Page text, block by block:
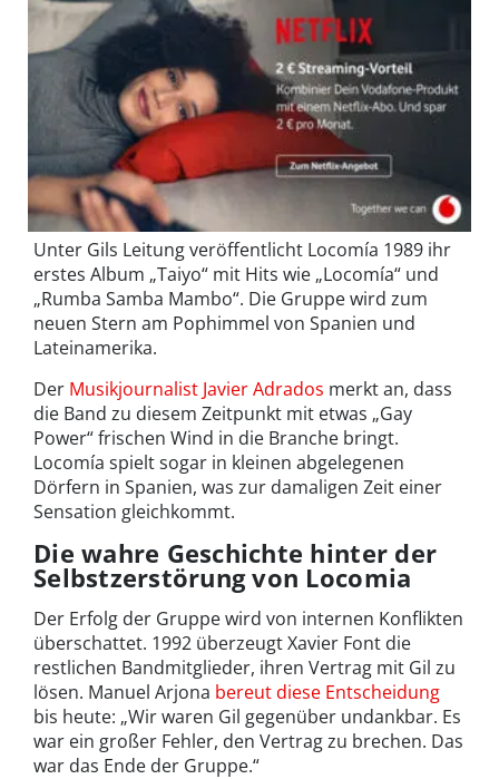
Unter Gils Leitung veröffentlicht Locomía 1989 ihr
erstes Album „Taiyo“ mit Hits wie „Locomía“ und
„Rumba Samba Mambo“. Die Gruppe wird zum
neuen Stern am Pophimmel von Spanien und
Lateinamerika.
Der Musikjournalist Javier Adrados merkt an, dass
die Band zu diesem Zeitpunkt mit etwas „Gay
Power“ frischen Wind in die Branche bringt.
Locomía spielt sogar in kleinen abgelegenen
Dörfern in Spanien, was zur damaligen Zeit einer
Sensation gleichkommt.
Die wahre Geschichte hinter der
Selbstzerstörung von Locomia
Der Erfolg der Gruppe wird von internen Konflikten
überschattet. 1992 überzeugt Xavier Font die
restlichen Bandmitglieder, ihren Vertrag mit Gil zu
lösen. Manuel Arjona bereut diese Entscheidung
bis heute: „Wir waren Gil gegenüber undankbar. Es
war ein großer Fehler, den Vertrag zu brechen. Das
war das Ende der Gruppe.“